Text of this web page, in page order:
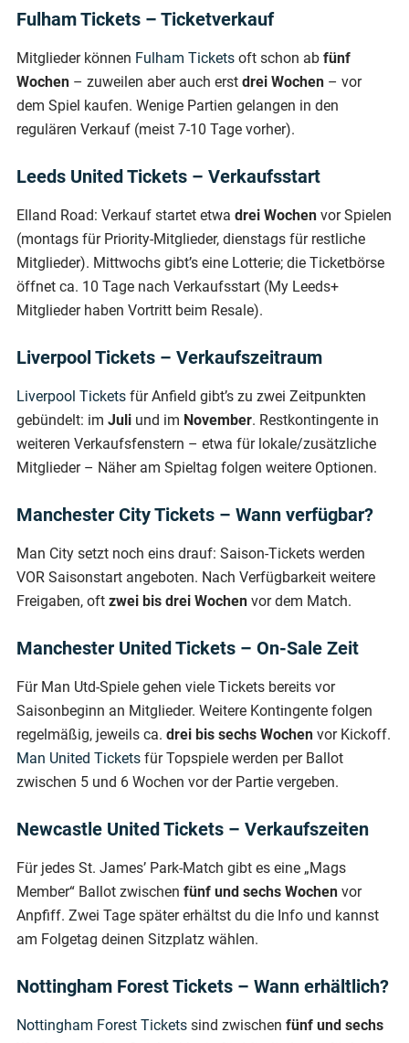
Fulham Tickets – Ticketverkauf
Mitglieder können Fulham Tickets oft schon ab fünf
Wochen – zuweilen aber auch erst drei Wochen – vor
dem Spiel kaufen. Wenige Partien gelangen in den
regulären Verkauf (meist 7-10 Tage vorher).
Leeds United Tickets – Verkaufsstart
Elland Road: Verkauf startet etwa drei Wochen vor Spielen
(montags für Priority-Mitglieder, dienstags für restliche
Mitglieder). Mittwochs gibt’s eine Lotterie; die Ticketbörse
öffnet ca. 10 Tage nach Verkaufsstart (My Leeds+
Mitglieder haben Vortritt beim Resale).
Liverpool Tickets – Verkaufszeitraum
Liverpool Tickets für Anfield gibt’s zu zwei Zeitpunkten
gebündelt: im Juli und im November. Restkontingente in
weiteren Verkaufsfenstern – etwa für lokale/zusätzliche
Mitglieder – Näher am Spieltag folgen weitere Optionen.
Manchester City Tickets – Wann verfügbar?
Man City setzt noch eins drauf: Saison-Tickets werden
VOR Saisonstart angeboten. Nach Verfügbarkeit weitere
Freigaben, oft zwei bis drei Wochen vor dem Match.
Manchester United Tickets – On-Sale Zeit
Für Man Utd-Spiele gehen viele Tickets bereits vor
Saisonbeginn an Mitglieder. Weitere Kontingente folgen
regelmäßig, jeweils ca. drei bis sechs Wochen vor Kickoff.
Man United Tickets für Topspiele werden per Ballot
zwischen 5 und 6 Wochen vor der Partie vergeben.
Newcastle United Tickets – Verkaufszeiten
Für jedes St. James’ Park-Match gibt es eine „Mags
Member“ Ballot zwischen fünf und sechs Wochen vor
Anpfiff. Zwei Tage später erhältst du die Info und kannst
am Folgetag deinen Sitzplatz wählen.
Nottingham Forest Tickets – Wann erhältlich?
Nottingham Forest Tickets sind zwischen fünf und sechs